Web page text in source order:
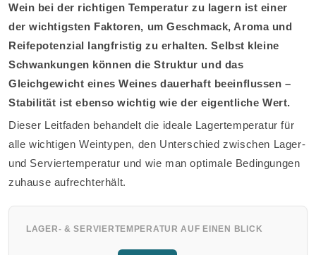
Wein bei der richtigen Temperatur zu lagern ist einer
der wichtigsten Faktoren, um Geschmack, Aroma und
Reifepotenzial langfristig zu erhalten. Selbst kleine
Schwankungen können die Struktur und das
Gleichgewicht eines Weines dauerhaft beeinflussen –
Stabilität ist ebenso wichtig wie der eigentliche Wert.
Dieser Leitfaden behandelt die ideale Lagertemperatur für
alle wichtigen Weintypen, den Unterschied zwischen Lager-
und Serviertemperatur und wie man optimale Bedingungen
zuhause aufrechterhält.
LAGER- & SERVIERTEMPERATUR AUF EINEN BLICK